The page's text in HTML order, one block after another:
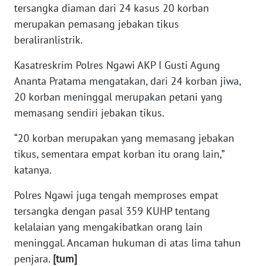
tersangka diaman dari 24 kasus 20 korban
merupakan pemasang jebakan tikus
beraliranlistrik.
Kasatreskrim Polres Ngawi AKP I Gusti Agung
Ananta Pratama mengatakan, dari 24 korban jiwa,
20 korban meninggal merupakan petani yang
memasang sendiri jebakan tikus.
“20 korban merupakan yang memasang jebakan
tikus, sementara empat korban itu orang lain,”
katanya.
Polres Ngawi juga tengah memproses empat
tersangka dengan pasal 359 KUHP tentang
kelalaian yang mengakibatkan orang lain
meninggal. Ancaman hukuman di atas lima tahun
penjara. [tum]
WN
CIANJUR
KEPULAUAN
SERIBU
TANGERANG
WN
WN
CIREBON
INDRAMAYU